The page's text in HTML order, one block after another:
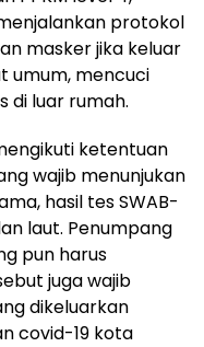
protokol
masker jika keluar
umum, mencuci
di luar rumah.
ketentuan
wajib menunjukan
hasil tes SWAB-
laut. Penumpang
pun harus
juga wajib
dikeluarkan
covid-19 kota